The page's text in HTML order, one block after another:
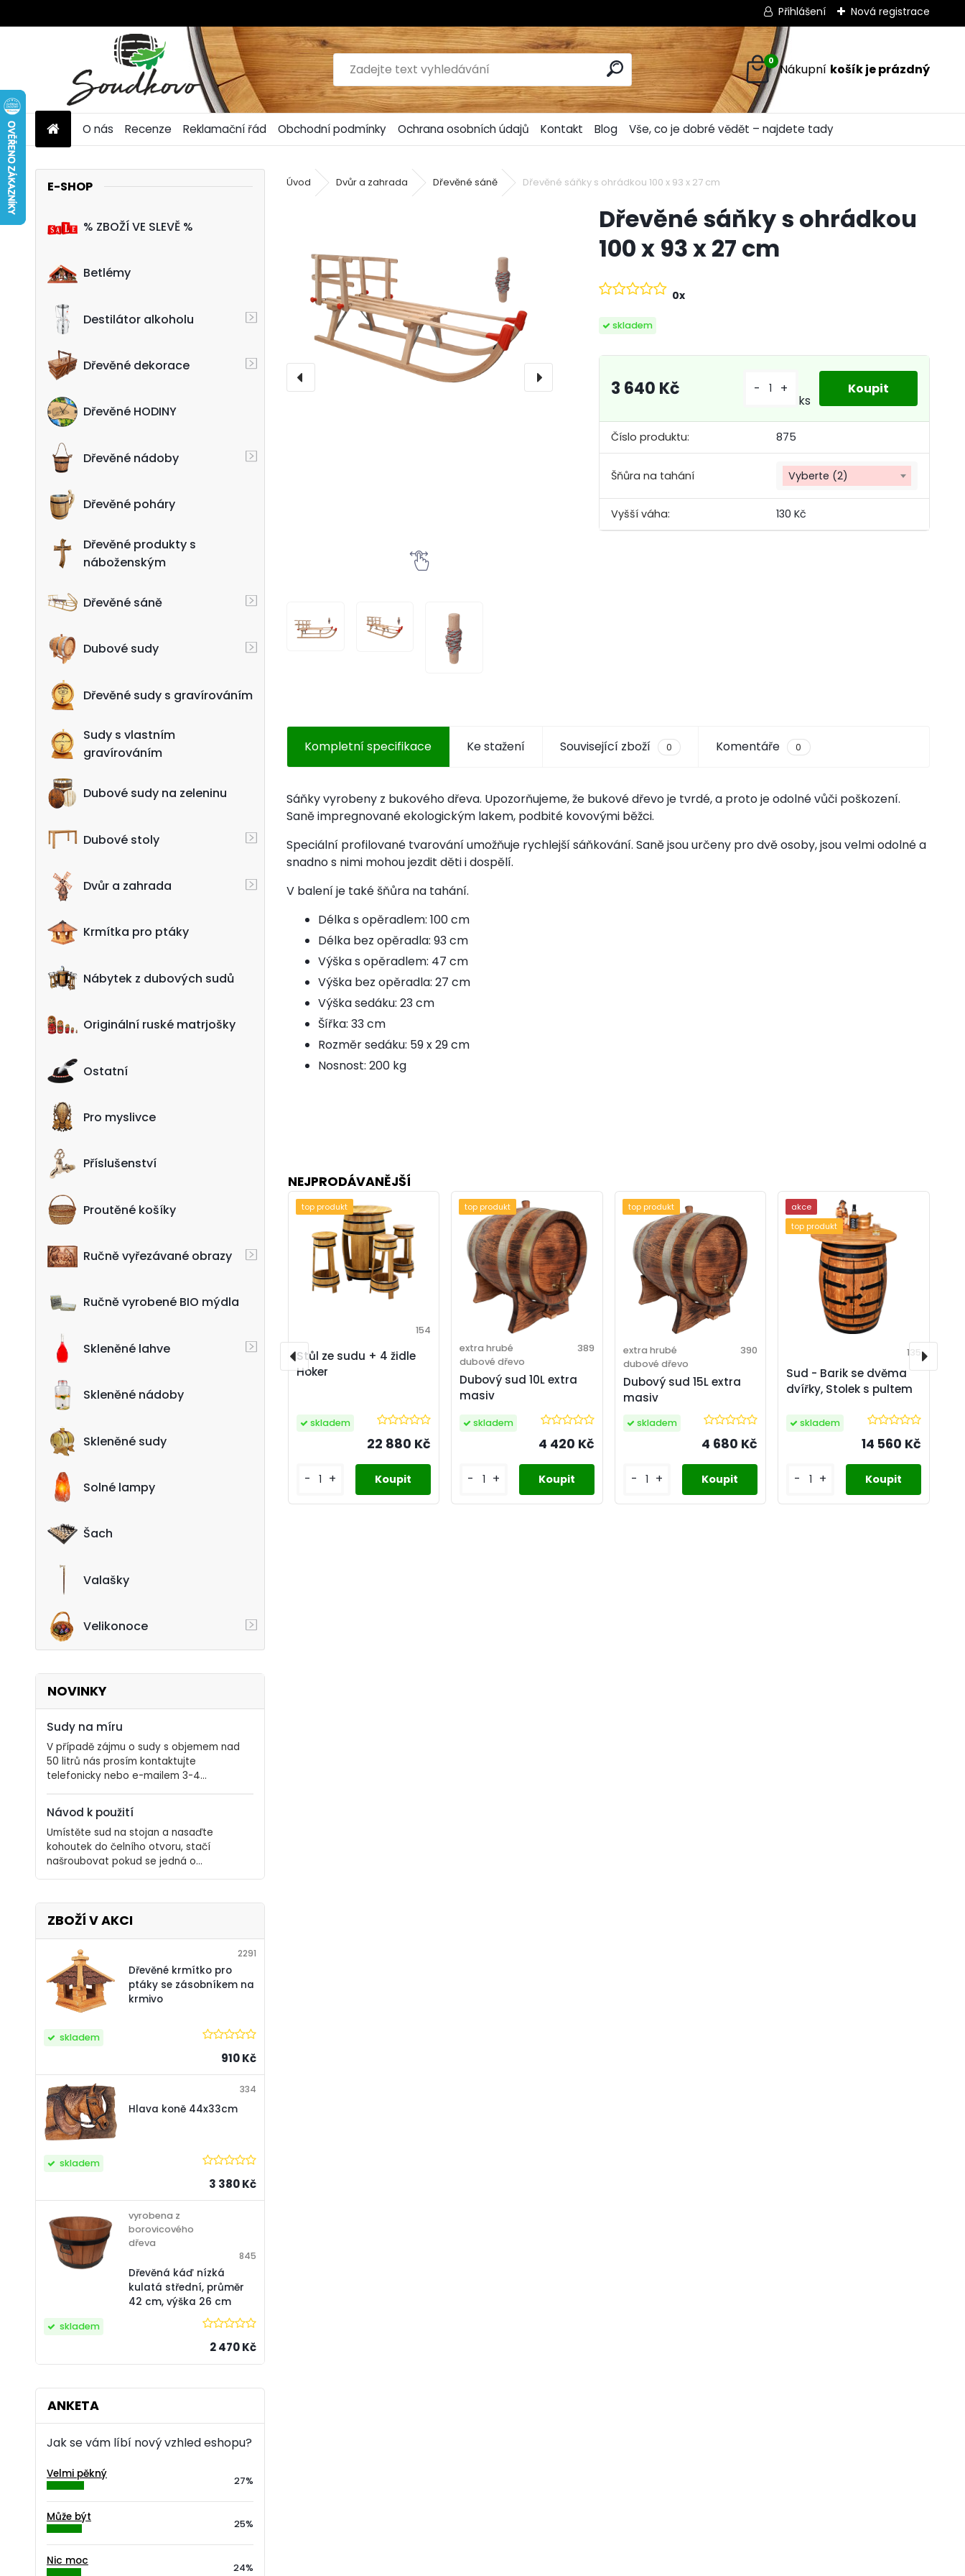
Přihlášení Nová registrace
O nás Recenze Reklamační řád Obchodní podmínky Ochrana osobních údajů Kontakt Blog Vše, co je dobré vědět – najdete tady
0
E-SHOP
% ZBOŽÍ VE SLEVĚ %
Betlémy
Destilátor alkoholu
Dřevěné dekorace
Dřevěné HODINY
Dřevěné nádoby
Dřevěné poháry
Dřevěné produkty s
náboženským
Dřevěné sáně
Dubové sudy
Dřevěné sudy s gravírováním
Sudy s vlastním
gravírováním
Dubové sudy na zeleninu
Dubové stoly
Dvůr a zahrada
Krmítka pro ptáky
Nábytek z dubových sudů
Originální ruské matrjošky
Ostatní
Pro myslivce
Příslušenství
Proutěné košíky
Ručně vyřezávané obrazy
Ručně vyrobené BIO mýdla
Skleněné lahve
Skleněné nádoby
Skleněné sudy
Solné lampy
Šach
Valašky
Velikonoce
NOVINKY
Sudy na míru
V případě zájmu o sudy s objemem nad
50 litrů nás prosím kontaktujte
telefonicky nebo e-mailem 3-4...
Návod k použití
Umístěte sud na stojan a nasaďte
kohoutek do čelního otvoru, stačí
našroubovat pokud se jedná o...
ZBOŽÍ V AKCI
Dřevěné krmítko pro
ptáky se zásobníkem na
krmivo
2291
910 Kč
skladem
Hlava koně 44x33cm
334
3 380 Kč
skladem
Dřevěná káď nízká
kulatá střední, průměr
42 cm, výška 26 cm
vyrobena z
borovicového
dřeva
845
2 470 Kč
skladem
ANKETA
Jak se vám líbí nový vzhled eshopu?
Velmi pěkný
27%
Může být
25%
Nic moc
24%
Úvod Dvůr a zahrada Dřevěné sáně Dřevěné sáňky s ohrádkou 100 x 93 x 27 cm
Dřevěné sáňky s ohrádkou
100 x 93 x 27 cm
skladem
0x
Číslo produktu: 875
Šňůra na tahání Vyberte (2)
3 640 Kč
Vyšší váha: 130 Kč
- +
ks
Kompletní specifikace Ke stažení Související zboží 0 Komentáře 0
Sáňky vyrobeny z bukového dřeva. Upozorňujeme, že bukové dřevo je tvrdé, a proto je odolné vůči poškození.
Saně impregnované ekologickým lakem, podbité kovovými běžci.
Speciální profilované tvarování umožňuje rychlejší sáňkování. Saně jsou určeny pro dvě osoby, jsou velmi odolné a
snadno s nimi mohou jezdit děti i dospělí.
V balení je také šňůra na tahání.
Délka s opěradlem: 100 cm
Délka bez opěradla: 93 cm
Výška s opěradlem: 47 cm
Výška bez opěradla: 27 cm
Výška sedáku: 23 cm
Šířka: 33 cm
Rozměr sedáku: 59 x 29 cm
Nosnost: 200 kg
NEJPRODÁVANĚJŠÍ
Stůl ze sudu + 4 židle
Hoker
154
22 880 Kč
- +
skladem
top produkt
Dubový sud 10L extra
masiv
extra hrubé
dubové dřevo
389
4 420 Kč
- +
skladem
top produkt
Dubový sud 15L extra
masiv
extra hrubé
dubové dřevo
390
4 680 Kč
- +
skladem
top produkt
Sud - Barik se dvěma
dvířky, Stolek s pultem
135
14 560 Kč
- +
skladem
akce
top produkt